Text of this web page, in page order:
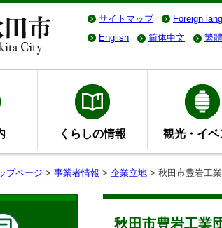
サイトマップ Foreign
English
简体中文 繁
くらしの情報 観光・イベ
プページ > 事業者情報 > 企業立地 > 秋田市豊岩工
秋田市豊岩工業